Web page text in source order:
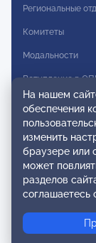
Региональные
Комитеты
Модальности
Вступление в
Реестры
Реестр
Реестр
Реестр
На нашем
обеспечения
изменить
браузере или
может
разделов
соглашаетесь